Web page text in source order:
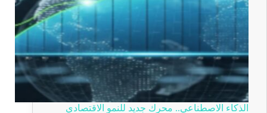
الذكاء الاصطناعي.. محرك جديد للنمو الاقتصادي